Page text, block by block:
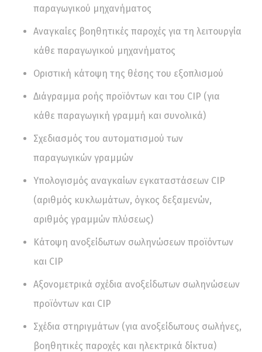
παραγωγικού μηχανήματος
Αναγκαίες βοηθητικές παροχές για τη λειτουργία
κάθε παραγωγικού μηχανήματος
Οριστική κάτοψη της θέσης του εξοπλισμού
Διάγραμμα ροής προϊόντων και του CIP (για
κάθε παραγωγική γραμμή και συνολικά)
Σχεδιασμός του αυτοματισμού των
παραγωγικών γραμμών
Υπολογισμός αναγκαίων εγκαταστάσεων CIP
(αριθμός κυκλωμάτων, όγκος δεξαμενών,
αριθμός γραμμών πλύσεως)
Κάτοψη ανοξείδωτων σωληνώσεων προϊόντων
και CIP
Αξονομετρικά σχέδια ανοξείδωτων σωληνώσεων
προϊόντων και CIP
Σχέδια στηριγμάτων (για ανοξείδωτους σωλήνες,
βοηθητικές παροχές και ηλεκτρικά δίκτυα)